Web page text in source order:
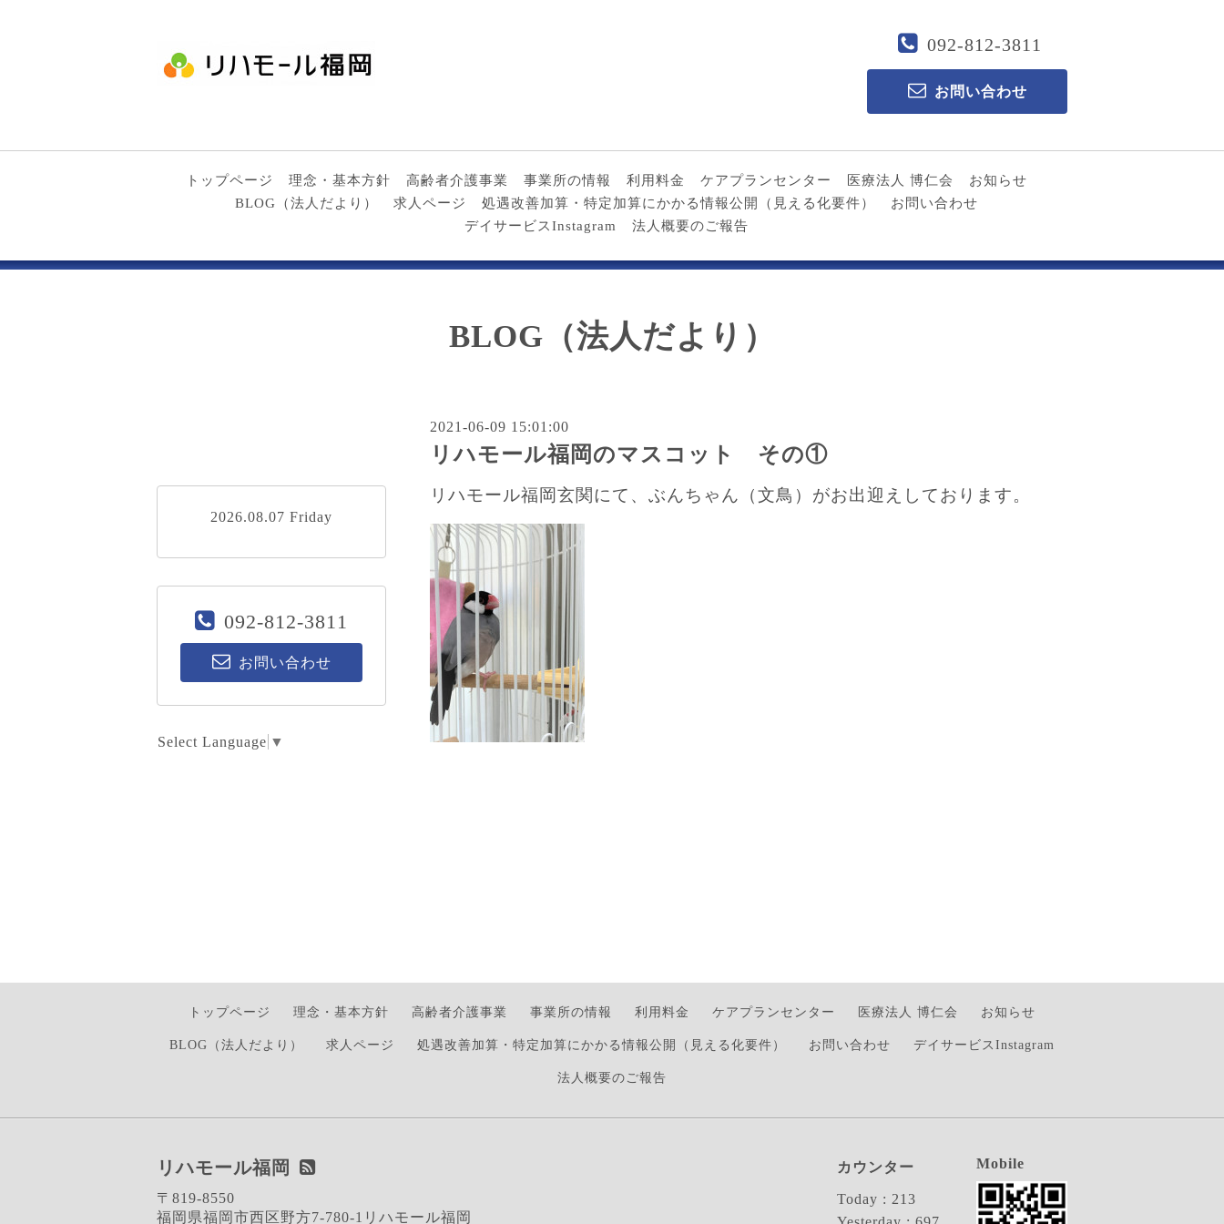
092-812-3811
お問い合わせ
トップページ 理念・基本方針 高齢者介護事業 事業所の情報 利用料金 ケアプランセンター 医療法人 博仁会
お知らせ
BLOG（法人だより）
求人ページ 処遇改善加算・特定加算にかかる情報公開（見える化要件）
お問い合わせ
デイサービスInstagram
法人概要のご報告
BLOG（法人だより）
2021-06-09 15:01:00
リハモール福岡のマスコット その①
リハモール福岡玄関にて、ぶんちゃん（文鳥）がお出迎えしております。
2026.08.07 Friday
092-812-3811
お問い合わせ
Select Language ▼
トップページ 理念・基本方針 高齢者介護事業 事業所の情報 利用料金 ケアプランセンター 医療法人 博仁会 お知らせ
BLOG（法人だより） 求人ページ 処遇改善加算・特定加算にかかる情報公開（見える化要件） お問い合わせ デイサービスInstagram
法人概要のご報告
リハモール福岡
〒819-8550
福岡県福岡市西区野方7-780-1リハモール福岡
Mobile
カウンター
Today : 213